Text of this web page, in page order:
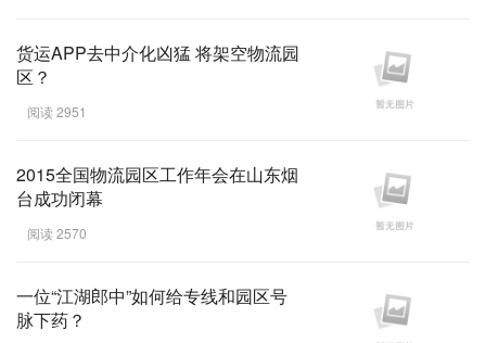
货运APP去中介化凶猛 将架空物流园
区？
阅读 2951
2015全国物流园区工作年会在山东烟
台成功闭幕
阅读 2570
一位“江湖郎中”如何给专线和园区号
脉下药？